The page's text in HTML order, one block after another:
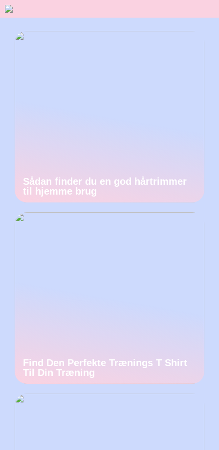
Sådan finder du en god hårtrimmer
til hjemme brug
Find Den Perfekte Trænings T Shirt
Til Din Træning